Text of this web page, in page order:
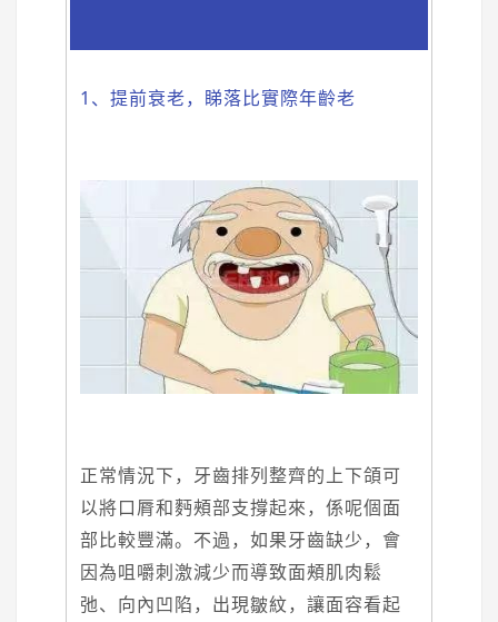
1、提前衰老，睇落比實際年齡老
正常情況下，牙齒排列整齊的上下頜可
以將口脣和麪頰部支撐起來，係呢個面
部比較豐滿。不過，如果牙齒缺少，會
因為咀嚼刺激減少而導致面頰肌肉鬆
弛、向內凹陷，出現皺紋，讓面容看起